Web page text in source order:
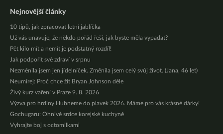
Nejnovější články
10 tipů, jak zpracovat letní jablíčka
Už vás unavuje, že někdo pořád řeší, jak byste měla vypadat?
Pět kilo mít a nemít je podstatný rozdíl!
Jak podpořit své zdraví v srpnu
Nezměnila jsem jen jídelníček. Změnila jsem celý svůj život. (Jana, 46 let)
Neumírej: Proč chce žít Bryan Johnson déle
Živý kurz vaření v Praze 9. 8. 2026
Výzva pro hrdiny Hubneme do plavek 2026. Máme pro vás krásné dárky!
Gochugaru: Ohnivé srdce korejské kuchyně
Vyhrajte boj s octomilkami